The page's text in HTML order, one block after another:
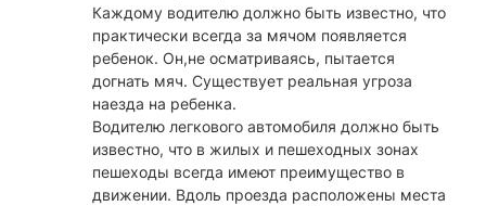
Каждому водителю должно быть известно, что
практически всегда за мячом появляется
ребенок. Он,не осматриваясь, пытается
догнать мяч. Существует реальная угроза
наезда на ребенка.
Водителю легкового автомобиля должно быть
известно, что в жилых и пешеходных зонах
пешеходы всегда имеют преимущество в
движении. Вдоль проезда расположены места